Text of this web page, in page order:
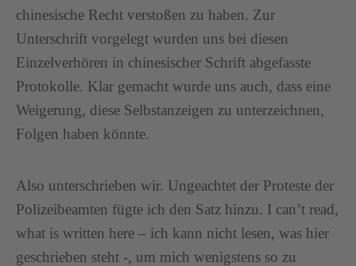
chinesische Recht verstoßen zu haben. Zur
Unterschrift vorgelegt wurden uns bei diesen
Einzelverhören in chinesischer Schrift abgefasste
Protokolle. Klar gemacht wurde uns auch, dass eine
Weigerung, diese Selbstanzeigen zu unterzeichnen,
Folgen haben könnte.
Also unterschrieben wir. Ungeachtet der Proteste der
Polizeibeamten fügte ich den Satz hinzu. I can’t read,
what is written here – ich kann nicht lesen, was hier
geschrieben steht -, um mich wenigstens so zu